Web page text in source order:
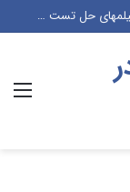
راهنمای کامل حل تستهای کتابهای آبی و زرد در فیلمهای حل تست موسسه پژوهش (پکیج آموزشی درس و تست)